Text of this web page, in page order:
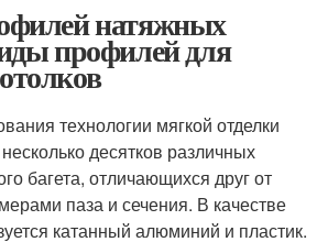
натяжных
профилей для
технологии мягкой отделки
десятков различных
багета, отличающихся друг от
паза и сечения. В качестве
катанный алюминий и пластик.